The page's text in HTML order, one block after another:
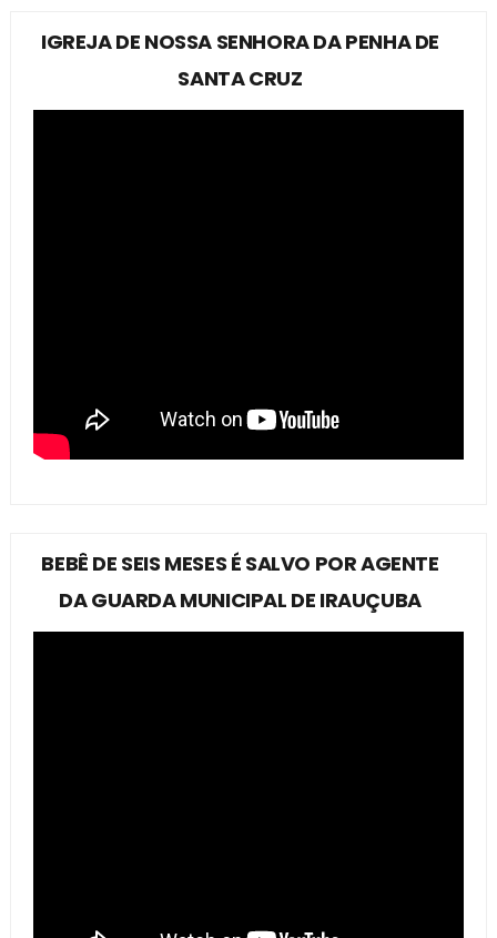
IGREJA DE NOSSA SENHORA DA PENHA DE
SANTA CRUZ
BEBÊ DE SEIS MESES É SALVO POR AGENTE
DA GUARDA MUNICIPAL DE IRAUÇUBA